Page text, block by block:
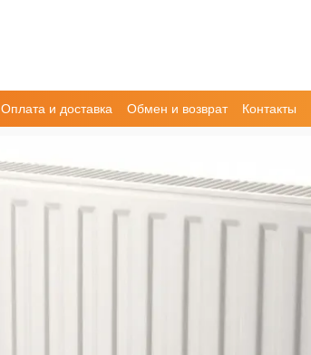
Оплата и доставка Обмен и возврат Контакты